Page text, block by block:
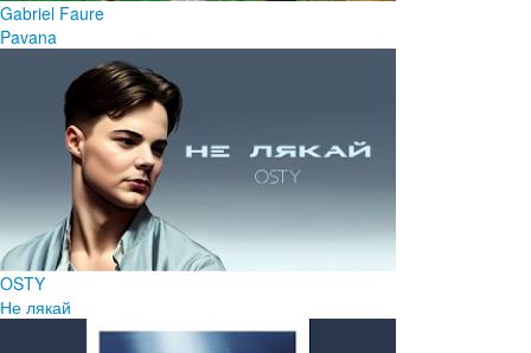
Gabriel Faure
Pavana
OSTY
Не лякай